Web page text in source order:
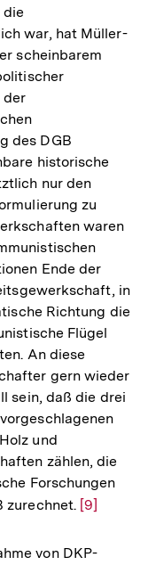
die
war, hat Müller-
scheinbarem
der
des DGB
historische
nur den
zu
waren
Ende der
in
Richtung die
Flügel
An diese
gern wieder
sein, daß die drei
und
zählen, die
Forschungen
zurechnet. Zur
der
[9]
von DKP-